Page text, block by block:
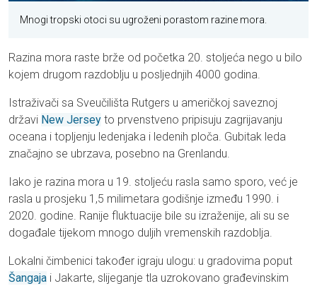
Mnogi tropski otoci su ugroženi porastom razine mora.
Razina mora raste brže od početka 20. stoljeća nego u bilo
kojem drugom razdoblju u posljednjih 4000 godina.
Istraživači sa Sveučilišta Rutgers u američkoj saveznoj
državi New Jersey to prvenstveno pripisuju zagrijavanju
oceana i topljenju ledenjaka i ledenih ploča. Gubitak leda
značajno se ubrzava, posebno na Grenlandu.
Iako je razina mora u 19. stoljeću rasla samo sporo, već je
rasla u prosjeku 1,5 milimetara godišnje između 1990. i
2020. godine. Ranije fluktuacije bile su izraženije, ali su se
događale tijekom mnogo duljih vremenskih razdoblja.
Lokalni čimbenici također igraju ulogu: u gradovima poput
Šangaja i Jakarte, slijeganje tla uzrokovano građevinskim